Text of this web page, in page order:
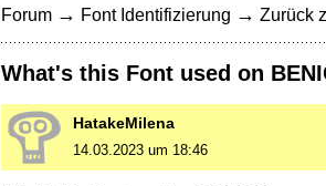
Forum → Font Identifizierung → Zurück
What's this Font used on
HatakeMilena
14.03.2023 um 18:46